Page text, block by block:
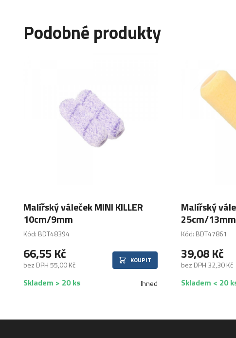
Podobné produkty
Malířský váleček MINI KILLER
10cm/9mm
Kód: BDT48394
66,55 Kč
bez DPH 55,00 Kč KOUPIT
Skladem > 20 ks Ihned
Malířský
25cm/13mm
Kód: BDT47861
39,08 Kč
bez DPH 32,30 Kč
Skladem < 20